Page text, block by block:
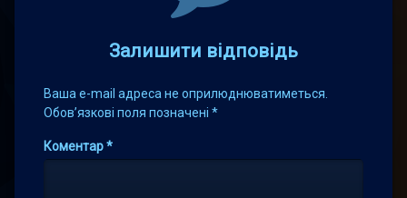
Залишити відповідь
Ваша e-mail адреса не оприлюднюватиметься.
Обов’язкові поля позначені *
Коментар*